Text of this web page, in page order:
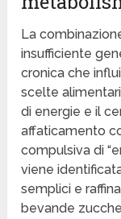
La
insufficiente
cronica che
scelte
di energie e il
affaticamento
compulsiva di
viene
semplici e
bevande